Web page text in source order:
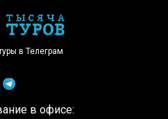
в Телеграм
в офисе: